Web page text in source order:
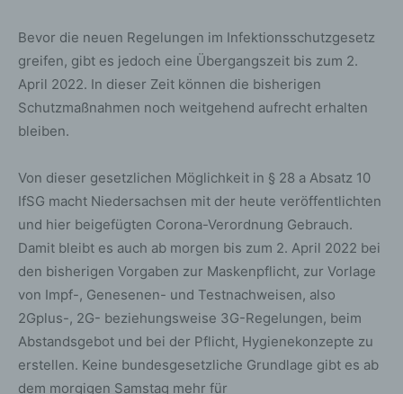
Bevor die neuen Regelungen im Infektionsschutzgesetz
greifen, gibt es jedoch eine Übergangszeit bis zum 2.
April 2022. In dieser Zeit können die bisherigen
Schutzmaßnahmen noch weitgehend aufrecht erhalten
bleiben.
Von dieser gesetzlichen Möglichkeit in § 28 a Absatz 10
IfSG macht Niedersachsen mit der heute veröffentlichten
und hier beigefügten Corona-Verordnung Gebrauch.
Damit bleibt es auch ab morgen bis zum 2. April 2022 bei
den bisherigen Vorgaben zur Maskenpflicht, zur Vorlage
von Impf-, Genesenen- und Testnachweisen, also
2Gplus-, 2G- beziehungsweise 3G-Regelungen, beim
Abstandsgebot und bei der Pflicht, Hygienekonzepte zu
erstellen. Keine bundesgesetzliche Grundlage gibt es ab
dem morgigen Samstag mehr für